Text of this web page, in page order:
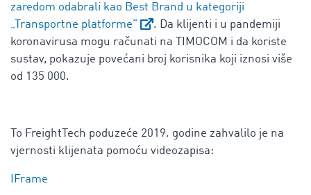
zaredom odabrali kao Best Brand u kategoriji
„Transportne platforme”
. Da klijenti i u pandemiji
koronavirusa mogu računati na TIMOCOM i da koriste
sustav, pokazuje povećani broj korisnika koji iznosi više
od 135 000.
To FreightTech poduzeće 2019. godine zahvalilo je na
vjernosti klijenata pomoću videozapisa:
IFrame